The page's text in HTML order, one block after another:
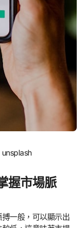
握市場脈
一般，可以顯示出